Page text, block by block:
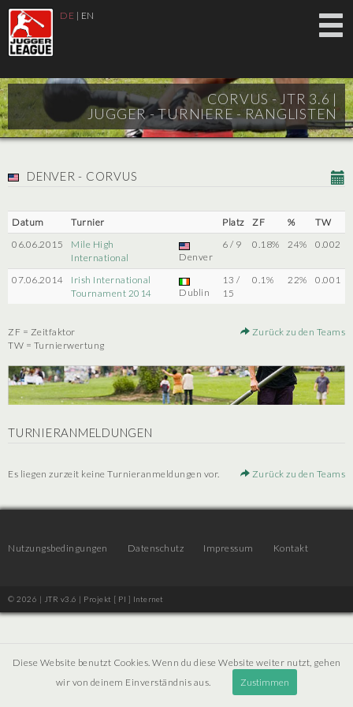
DE | EN
CORVUS - JTR 3.6 |
JUGGER - TURNIERE - RANGLISTEN
DENVER - CORVUS
Datum Turnier Platz ZF %
TW
06.06.2015
Mile High
International
Denver
6 / 9 0.18% 24% 0.002
07.06.2014
Irish International
Tournament 2014
Dublin
13 /
15
0.1% 22% 0.001
ZF = Zeitfaktor
TW = Turnierwertung
Zurück zu den Teams
TURNIERANMELDUNGEN
Es liegen zurzeit keine Turnieranmeldungen vor. Zurück zu den Teams
Nutzungsbedingungen Datenschutz Impressum Kontakt
© 2026 | JTR v3.6 | Projekt [ PI ] Internet
Diese Website benutzt Cookies. Wenn du diese Website weiter nutzt, gehen
wir von deinem Einverständnis aus.
Zustimmen